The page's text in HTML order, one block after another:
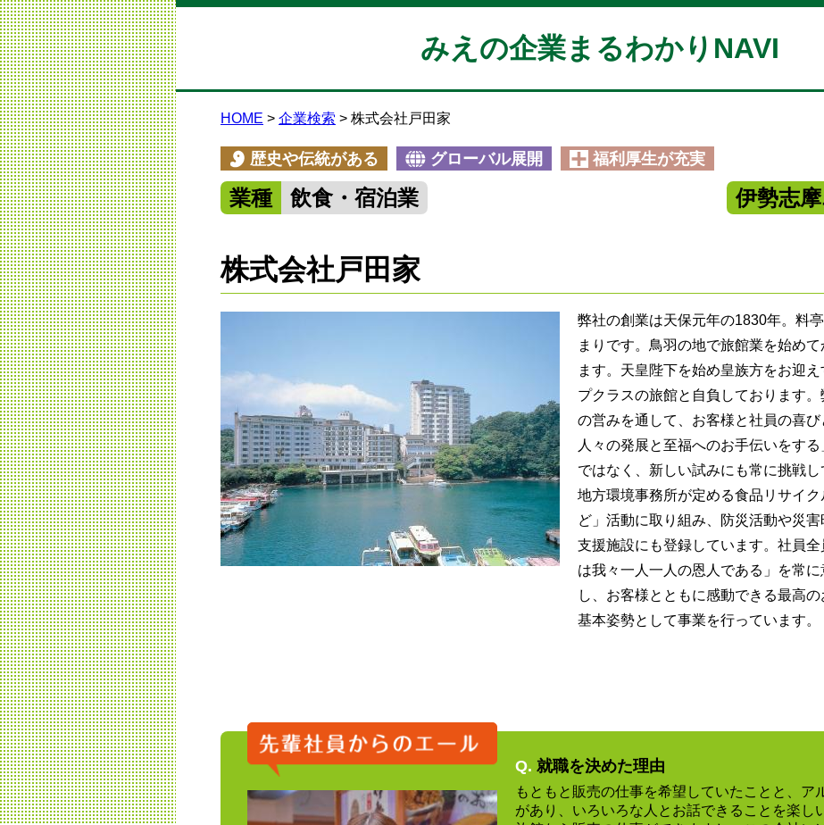
みえの企業まるわかりNAVI
HOME 企業検索 株式会社戸田家
歴史や伝統がある グローバル展開 福利厚生が充実
業種 飲食・宿泊業 伊勢志
株式会社戸田家
弊社の創業は天保元年の1830年。料
まりです。鳥羽の地で旅館業を始め
ます。天皇陛下を始め皇族方をお迎
プクラスの旅館と自負しております
の営みを通して、お客様と社員の喜
人々の発展と至福へのお手伝いをす
ではなく、新しい試みにも常に挑戦
地方環境事務所が定める食品リサイ
ど」活動に取り組み、防災活動や災
支援施設にも登録しています。社員
は我々一人一人の恩人である」を常
し、お客様とともに感動できる最高
基本姿勢として事業を行っています。
Q. 就職を決めた理由
もともと販売の仕事を希望していたことと、ア
があり、いろいろな人とお話できることを楽し